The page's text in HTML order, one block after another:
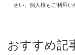
さい。個人様もご利用い
おすすめ記